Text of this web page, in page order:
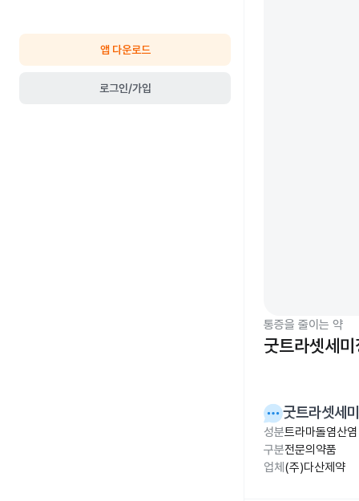
앱 다운로드
로그인/가입
통증을 줄이는 약
굿트라셋세미
굿트라셋세
성분트라마돌염산
구분전문의약품
업체 (주)다산제약